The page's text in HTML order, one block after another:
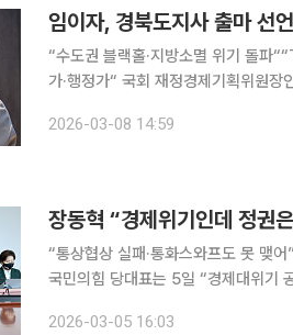
임이자, 경북도지사 출마 선
“수도권 블랙홀·지방소멸 위기 돌파
가·행정가“ 국회 재정경제기획위원장인 임이자 국민의힘 의원(상주·문경)은 8일 “경북의 새로운 도
임 의원은 이날 국회에서 기자회견을
2026-03-08 14:59
장동혁 “경제위기인데 정권
“통상협상 실패·통화스와프도 못 맺어
국민의힘 당대표는 5일 “경제대위기
기름값에 주유소마다 줄을 서고 물가
2026-03-05 16:03